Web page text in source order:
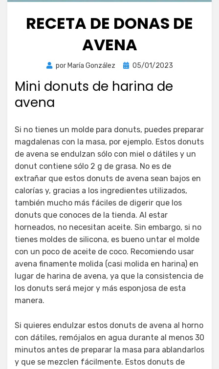
RECETA DE DONAS DE
AVENA
por María González
Publicada
05/01/2023
Mini donuts de harina de
avena
Si no tienes un molde para donuts, puedes preparar
magdalenas con la masa, por ejemplo. Estos donuts
de avena se endulzan sólo con miel o dátiles y un
donut contiene sólo 2 g de grasa. No es de
extrañar que estos donuts de avena sean bajos en
calorías y, gracias a los ingredientes utilizados,
también mucho más fáciles de digerir que los
donuts que conoces de la tienda. Al estar
horneados, no necesitan aceite. Sin embargo, si no
tienes moldes de silicona, es bueno untar el molde
con un poco de aceite de coco. Recomiendo usar
avena finamente molida (casi molida en harina) en
lugar de harina de avena, ya que la consistencia de
los donuts será mejor y más esponjosa de esta
manera.
Si quieres endulzar estos donuts de avena al horno
con dátiles, remójalos en agua durante al menos 30
minutos antes de preparar la masa para ablandarlos
y que se mezclen fácilmente. Estos donuts de